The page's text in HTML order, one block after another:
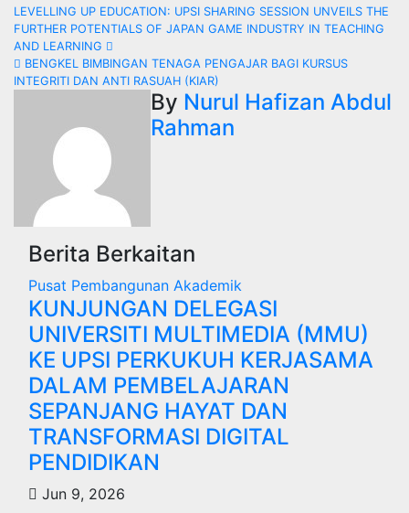
Navigasi
kiriman
LEVELLING UP EDUCATION: UPSI SHARING SESSION UNVEILS THE
FURTHER POTENTIALS OF JAPAN GAME INDUSTRY IN TEACHING
AND LEARNING
BENGKEL BIMBINGAN TENAGA PENGAJAR BAGI KURSUS
INTEGRITI DAN ANTI RASUAH (KIAR)
By Nurul Hafizan Abdul
Rahman
Berita Berkaitan
Pusat Pembangunan Akademik
KUNJUNGAN DELEGASI
UNIVERSITI MULTIMEDIA (MMU)
KE UPSI PERKUKUH KERJASAMA
DALAM PEMBELAJARAN
SEPANJANG HAYAT DAN
TRANSFORMASI DIGITAL
PENDIDIKAN
Jun 9, 2026